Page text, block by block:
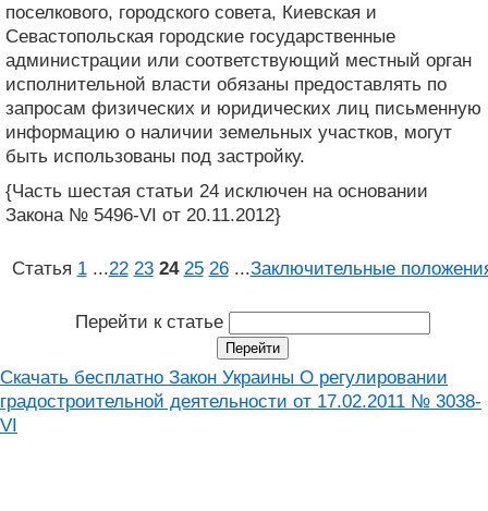
поселкового, городского совета, Киевская и
Севастопольская городские государственные
администрации или соответствующий местный орган
исполнительной власти обязаны предоставлять по
запросам физических и юридических лиц письменную
информацию о наличии земельных участков, могут
быть использованы под застройку.
{Часть шестая статьи 24 исключен на основании
Закона № 5496-VI от 20.11.2012}
Статья 1 ...22 23 24 25 26 ...Заключительные
Перейти к статье
Скачать бесплатно Закон Украины О регулировании
градостроительной деятельности от 17.02.2011 № 3038-
VI